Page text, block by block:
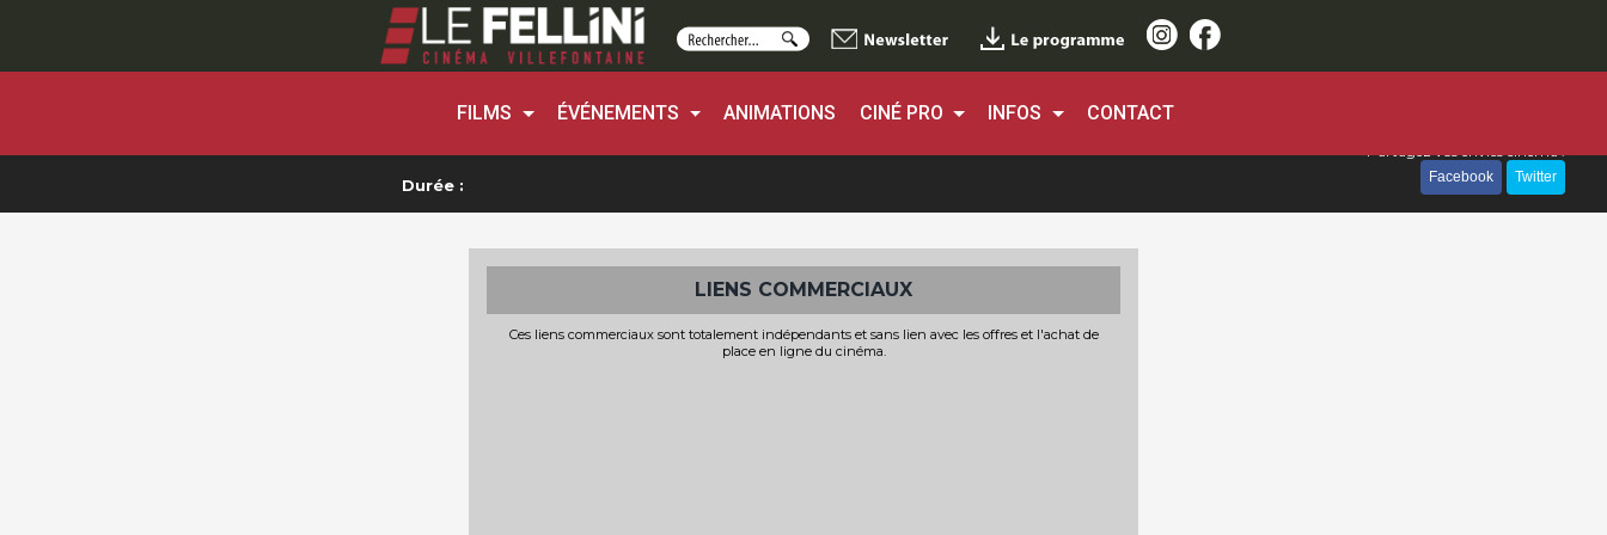
FILMS ÉVÉNEMENTS ANIMATIONS CINÉ PRO INFOS CONTACT
Durée :
Partagez vos envies cinéma :
Facebook Twitter
LIENS COMMERCIAUX
Ces liens commerciaux sont totalement indépendants et sans lien avec les offres et l'achat de
place en ligne du cinéma.